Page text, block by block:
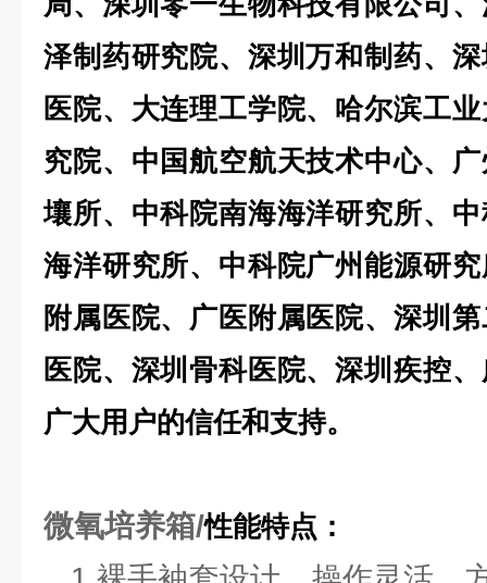
泽制药研究院、深圳万和制药、
医院、大连理工学院、哈尔滨工
究院、中国航空航天技术中心、
壤所、中科院南海海洋研究所、
海洋研究所、中科院广州能源研
附属医院、广医附属医院、深圳
医院、深圳骨科医院、深圳疾控
广大用户的信任和支持。
微氧培养箱/性能特点：